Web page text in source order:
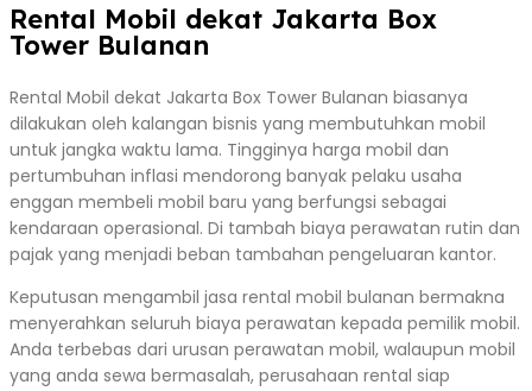
Rental Mobil dekat Jakarta Box
Tower Bulanan
Rental Mobil dekat Jakarta Box Tower Bulanan biasanya
dilakukan oleh kalangan bisnis yang membutuhkan mobil
untuk jangka waktu lama. Tingginya harga mobil dan
pertumbuhan inflasi mendorong banyak pelaku usaha
enggan membeli mobil baru yang berfungsi sebagai
kendaraan operasional. Di tambah biaya perawatan rutin dan
pajak yang menjadi beban tambahan pengeluaran kantor.
Keputusan mengambil jasa rental mobil bulanan bermakna
menyerahkan seluruh biaya perawatan kepada pemilik mobil.
Anda terbebas dari urusan perawatan mobil, walaupun mobil
yang anda sewa bermasalah, perusahaan rental siap